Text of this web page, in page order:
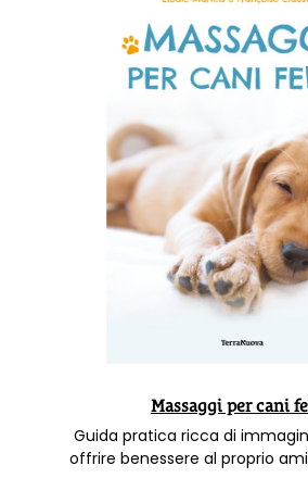
Massaggi per cani
Guida pratica ricca di
offrire benessere al